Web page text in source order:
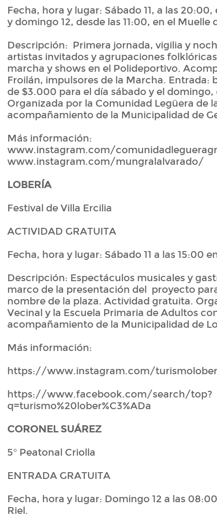
Fecha, hora y lugar: Sábado 11, a las
y domingo 12, desde las 11:00, en el Muelle
Descripción: Primera jornada, vigilia y
artistas invitados y agrupaciones
marcha y shows en el Polideportivo.
Froilán, impulsores de la Marcha.
de $3.000 para el día sábado y el
Organizada por la Comunidad Legüera de
acompañamiento de la Municipalidad de
Más información:
www.instagram.com/
www.instagram.com/mungralalvarado/
LOBERÍA
Festival de Villa Ercilia
ACTIVIDAD GRATUITA
Fecha, hora y lugar: Sábado 11 a las 15:00
Descripción: Espectáculos musicales y
marco de la presentación del proyecto
nombre de la plaza. Actividad gratuita.
Vecinal y la Escuela Primaria de Adultos
acompañamiento de la Municipalidad de
Más información:
https://www.instagram.com/
https://www.facebook.com/search/top?
q=turismo%20lober%C3%ADa
CORONEL SUÁREZ
5° Peatonal Criolla
ENTRADA GRATUITA
Fecha, hora y lugar: Domingo 12 a las
Riel.